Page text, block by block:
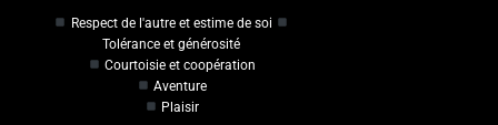
Respect de l'autre et estime de soi
Tolérance et générosité
Courtoisie et coopération
Aventure
Plaisir